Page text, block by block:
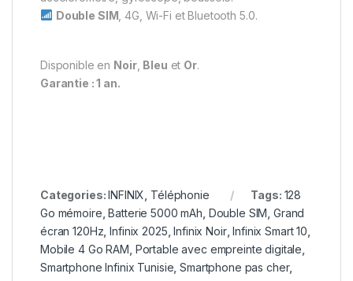
Double SIM , 4G, Wi-Fi et Bluetooth 5.0.
Disponible en Noir, Bleu et Or.
Garantie : 1 an.
Categories: INFINIX, Téléphonie Tags: 128
Go mémoire, Batterie 5000 mAh, Double SIM,Grand
écran 120Hz, Infinix 2025, Infinix Noir, Infinix Smart 10,
Mobile 4 Go RAM, Portable avec empreinte digitale,
Smartphone Infinix Tunisie,Smartphone pas cher,